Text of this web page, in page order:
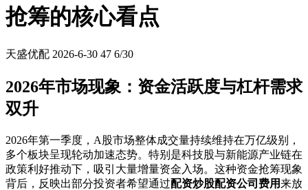
抢筹的核心看点
天盛优配 2026-6-30 47 6/30
2026年市场现象：资金活跃度与杠杆需求
双升
2026年第一季度，A股市场整体成交量持续维持在万亿级别，
多个板块呈现轮动加速态势。特别是科技股与新能源产业链在
政策利好推动下，吸引大量增量资金入场。这种资金抢筹现象
背后，反映出部分投资者希望通过配资炒股配资公司费用来放